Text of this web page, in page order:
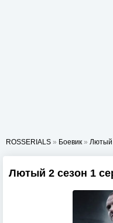
ROSSERIALS » Боевик » Лютый
Лютый 2 сезон 1